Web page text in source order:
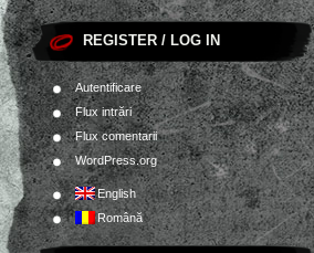
REGISTER / LOG IN
Autentificare
Flux intrări
Flux comentarii
WordPress.org
English
Română